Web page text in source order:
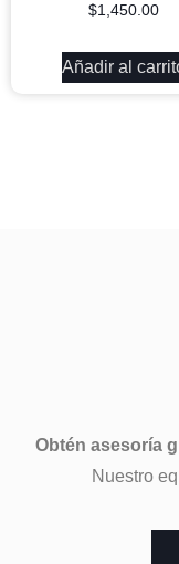
$1,450.00
Añadir al
Obtén asesoría
Nuestro